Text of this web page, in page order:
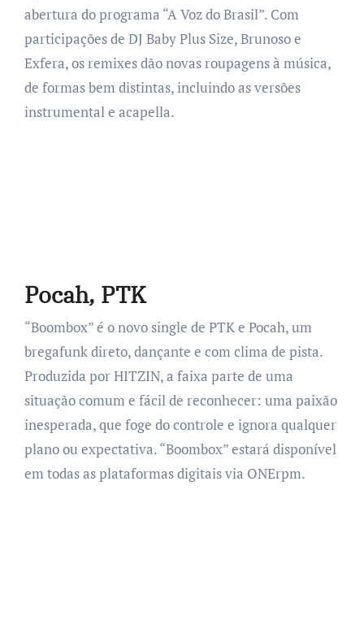
abertura do programa “A Voz do Brasil”. Com
participações de DJ Baby Plus Size, Brunoso e
Exfera, os remixes dão novas roupagens à música,
de formas bem distintas, incluindo as versões
instrumental e acapella.
Pocah, PTK
“Boombox” é o novo single de PTK e Pocah, um
bregafunk direto, dançante e com clima de pista.
Produzida por HITZIN, a faixa parte de uma
situação comum e fácil de reconhecer: uma paixão
inesperada, que foge do controle e ignora qualquer
plano ou expectativa. “Boombox” estará disponível
em todas as plataformas digitais via ONErpm.